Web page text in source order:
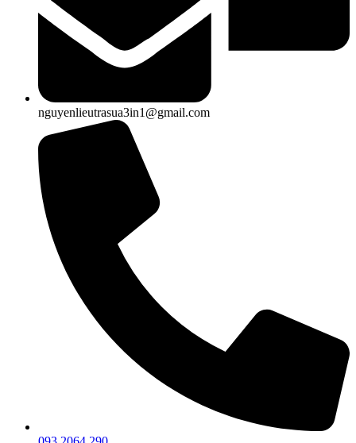
nguyenlieutrasua3in1@gmail.com